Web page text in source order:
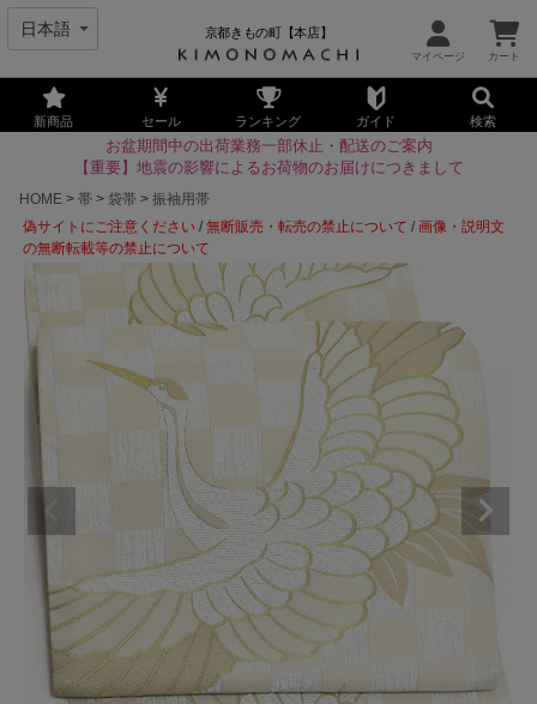
京都きもの町【本店】
新商品 セール ランキング ガイド 検索
お盆期間中の出荷業務一部休止・配送のご案内
【重要】地震の影響によるお荷物のお届けにつきまして
HOME
帯 袋帯
振袖用帯
偽サイトにご注意ください /無断販売・転売の禁止について /画像・説明文
の無断転載等の禁止について